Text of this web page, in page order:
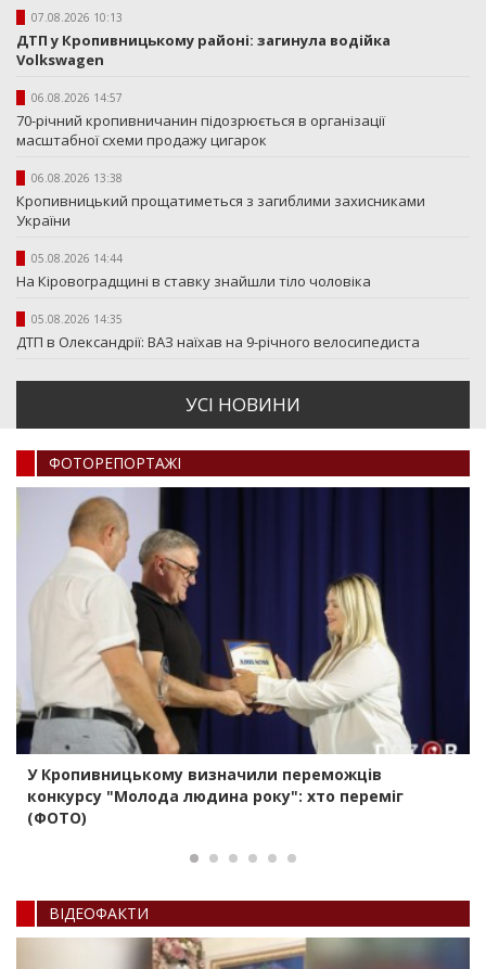
07.08.2026 10:13
ДТП у Кропивницькому районі: загинула водійка
Volkswagen
06.08.2026 14:57
70-річний кропивничанин підозрюється в організації
масштабної схеми продажу цигарок
06.08.2026 13:38
Кропивницький прощатиметься з загиблими захисниками
України
05.08.2026 14:44
На Кіровоградщині в ставку знайшли тіло чоловіка
05.08.2026 14:35
ДТП в Олександрії: ВАЗ наїхав на 9-річного велосипедиста
УСI НОВИНИ
ФОТОРЕПОРТАЖI
У Кропивницькому визначили переможців
конкурсу "Молода людина року": хто переміг
(ФОТО)
ВIДЕОФАКТИ